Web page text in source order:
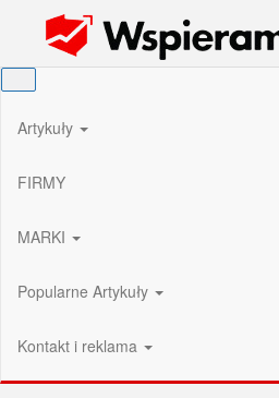
Wspieram Rozwój PL
Artykuły
FIRMY
MARKI
Popularne Artykuły
Kontakt i reklama